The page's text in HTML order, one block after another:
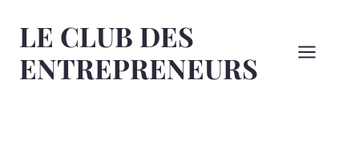
LE CLUB DES
ENTREPRENEURS